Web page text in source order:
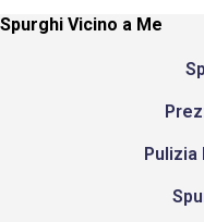
Spurghi Vicino a Me